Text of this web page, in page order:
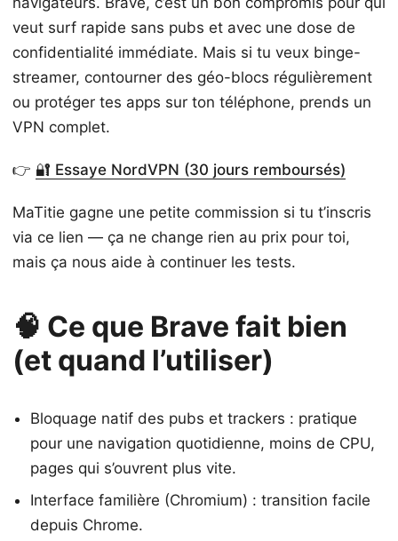
veut surf rapide sans pubs et avec une dose de
confidentialité immédiate. Mais si tu veux binge-
streamer, contourner des géo-blocs régulièrement
ou protéger tes apps sur ton téléphone, prends un
VPN complet.
👉 🔐 Essaye NordVPN (30 jours remboursés)
MaTitie gagne une petite commission si tu t’inscris
via ce lien — ça ne change rien au prix pour toi,
mais ça nous aide à continuer les tests.
🧠 Ce que Brave fait bien
(et quand l’utiliser)
Bloquage natif des pubs et trackers : pratique
pour une navigation quotidienne, moins de CPU,
pages qui s’ouvrent plus vite.
Interface familière (Chromium) : transition facile
depuis Chrome.